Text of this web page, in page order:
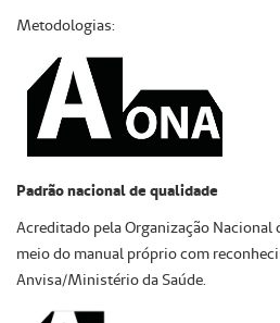
Metodologias:
Padrão nacional de qualidade
Acreditado pela Organização Nacional
meio do manual próprio com
Anvisa/Ministério da Saúde.